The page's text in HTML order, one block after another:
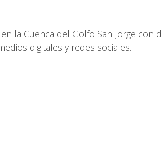
la Cuenca del Golfo San Jorge con
digitales y redes sociales.